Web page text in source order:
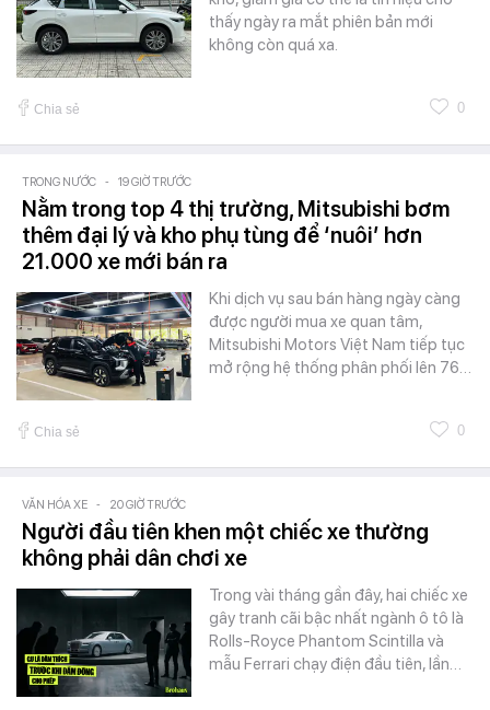
thấy ngày ra mắt phiên bản mới
không còn quá xa.
Chia sẻ 0
TRONG NƯỚC - 19 GIỜ TRƯỚC
Nằm trong top 4 thị trường, Mitsubishi bơm
thêm đại lý và kho phụ tùng để ‘nuôi’ hơn
21.000 xe mới bán ra
Khi dịch vụ sau bán hàng ngày càng
được người mua xe quan tâm,
Mitsubishi Motors Việt Nam tiếp tục
mở rộng hệ thống phân phối lên 76…
Chia sẻ 0
VĂN HÓA XE - 20 GIỜ TRƯỚC
Người đầu tiên khen một chiếc xe thường
không phải dân chơi xe
Trong vài tháng gần đây, hai chiếc xe
gây tranh cãi bậc nhất ngành ô tô là
Rolls-Royce Phantom Scintilla và
mẫu Ferrari chạy điện đầu tiên, lần…